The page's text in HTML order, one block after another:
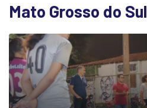
Mato Grosso do Sul